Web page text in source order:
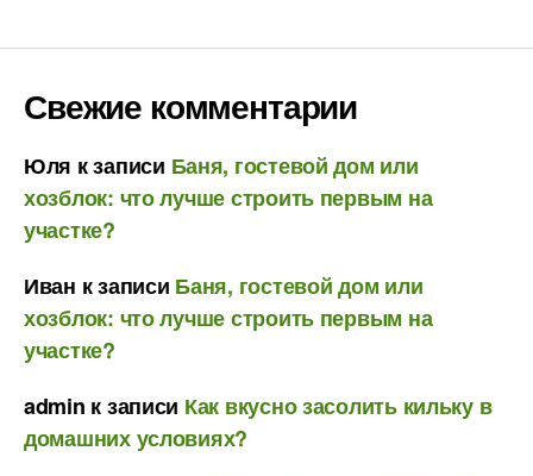
Свежие комментарии
Юля к записи Баня, гостевой дом или
хозблок: что лучше строить первым на
участке?
Иван к записи Баня, гостевой дом или
хозблок: что лучше строить первым на
участке?
admin к записи Как вкусно засолить кильку в
домашних условиях?